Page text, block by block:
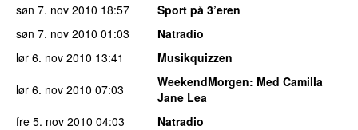
søn 7. nov 2010 18:57
Sport på 3’eren
søn 7. nov 2010 01:03
Natradio
lør 6. nov 2010 13:41
Musikquizzen
lør 6. nov 2010 07:03 WeekendMorgen: Med Camilla
Jane Lea
fre 5. nov 2010 04:03
Natradio